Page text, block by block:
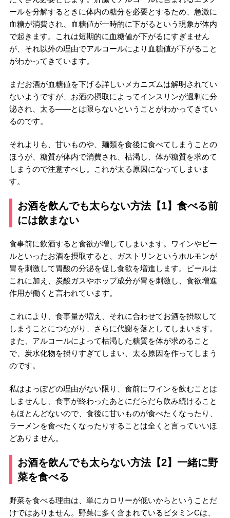
ールを分解するときに体内の糖分を必要とするため、急激に
血糖が消費され、血糖値が一時的に下がるという現象が体内
で起きます。これは短期的に血糖値が下がるにすぎません
が、それ以外の理由でアルコールにより血糖値が下がること
がわかってきています。
まだお酒が血糖値を下げる詳しいメカニズムは解明されてい
ないようですが、お酒の摂取によってインスリンが過剰に分
泌され、太る――とは限らないということがわかってきてい
るのです。
それよりも、甘いものや、麺類を食後に食べてしまうことの
ほうが、糖質が体内で消費され、枯渇し、体が糖質を求めて
しまうので注意すべし。これが太る原因になってしまいま
す。
お酒を飲んでも太らない方法【1】食べる前
には飲まない
食事前に飲酒すると食欲が増してしまいます。ワインやビー
ルといったお酒を摂取すると、ガストリンというホルモンが
胃を刺激して胃酸の分泌を促し食欲を増進します。ビールは
これに加え、炭酸ガスやホップ成分が胃を刺激し、食欲増進
作用が働くと言われています。
これにより、食事量が増え、それに合わせてお酒を摂取して
しまうことにつながり、さらに代謝を落としてしまいます。
また、アルコールによって枯渇した糖質を体が求めること
で、炭水化物を摂りすぎてしまい、太る原因を作ってしまう
のです。
私はよっぽどの理由がない限り、食前にワインを飲むことは
しませんし、食事が終わったあとにだらだら飲み続けること
もほとんどないので、食後に甘いものが食べたくなったり、
ラーメンを食べたくなったりすることは全くと言っていいほ
どありません。
お酒を飲んでも太らない方法【2】一緒に野
菜を食べる
野菜を食べる理由は、単にカロリーが低いからということだ
けではありません。野菜に多く含まれているビタミンCは、